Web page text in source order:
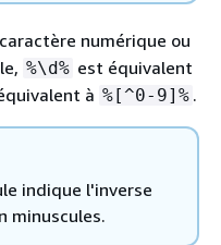
numérique ou
%\d% est équivalent
à %[^0-9]% .
indique l'inverse
minuscules.